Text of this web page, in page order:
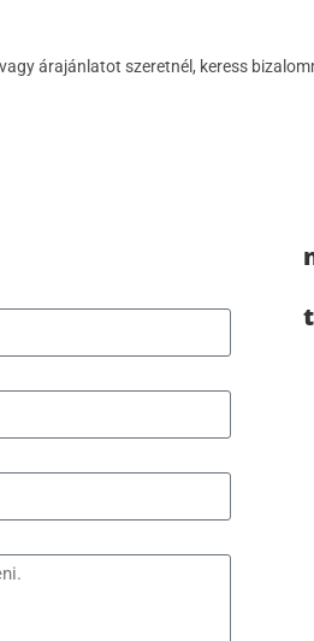
árajánlatot szeretnél, keress